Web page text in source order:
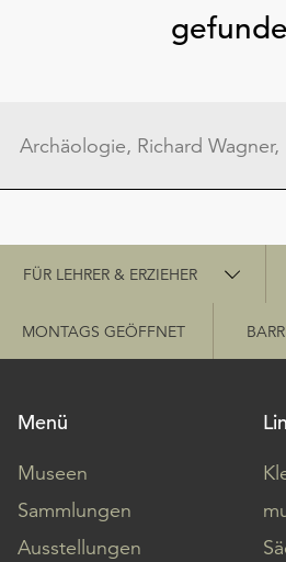
Schnellzugriff
FÜR LEHRER & ERZIEHER
MONTAGS GEÖFFNET
Menü
Museen
Sammlungen
Ausstellungen